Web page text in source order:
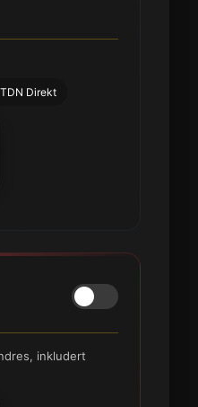
Direkt
inkludert